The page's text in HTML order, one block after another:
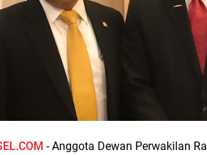
- Anggota Dewan Perwakilan